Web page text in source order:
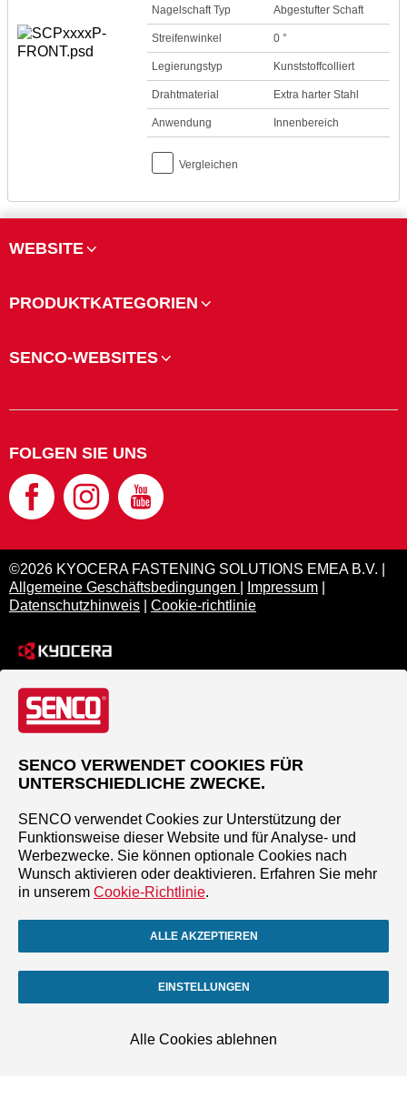
Nagelschaft Typ Abgestufter Schaft
Streifenwinkel 0 °
Legierungstyp Kunststoffcolliert
Drahtmaterial Extra harter Stahl
Anwendung Innenbereich
Vergleichen
WEBSITE
PRODUKTKATEGORIEN
SENCO-WEBSITES
FOLGEN SIE UNS
©2026 KYOCERA FASTENING SOLUTIONS EMEA B.V. |
Allgemeine Geschäftsbedingungen
Impressum
Datenschutzhinweis
Cookie-richtlinie
SENCO VERWENDET COOKIES FÜR
UNTERSCHIEDLICHE ZWECKE.
SENCO verwendet Cookies zur Unterstützung der
Funktionsweise dieser Website und für Analyse- und
Werbezwecke. Sie können optionale Cookies nach
Wunsch aktivieren oder deaktivieren. Erfahren Sie mehr
in unserem Cookie-Richtlinie.
ALLE AKZEPTIEREN
EINSTELLUNGEN
Alle Cookies ablehnen